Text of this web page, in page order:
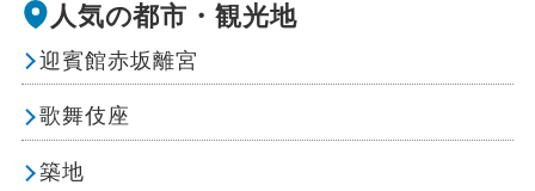
人気の都市・観光地
迎賓館赤坂離宮
歌舞伎座
築地